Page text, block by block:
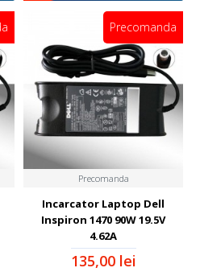
Precomanda
Precomanda
Incarcator Laptop Dell
Inspiron 1470 90W 19.5V
4.62A
135,00 lei